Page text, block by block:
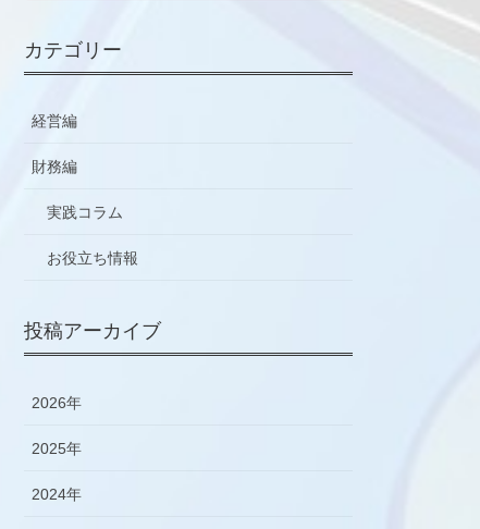
カテゴリー
経営編
財務編
実践コラム
お役立ち情報
投稿アーカイブ
2026年
2025年
2024年